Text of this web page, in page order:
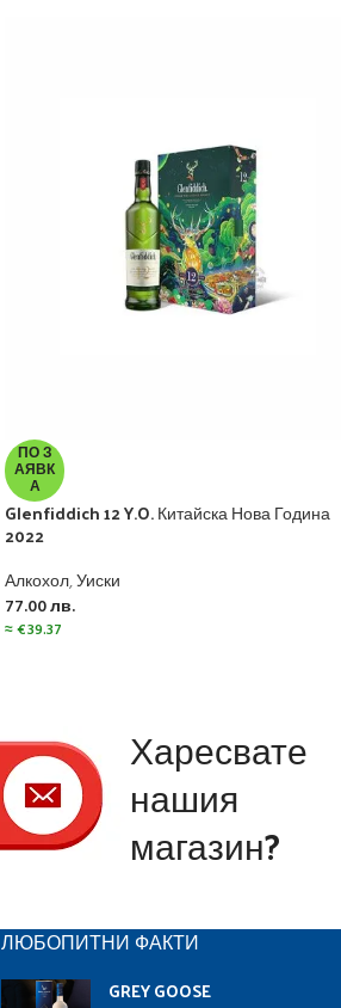
ПО З
АЯВК
А
Glenfiddich 12 Y.O. Китайска Нова Година
2022
Алкохол,Уиски
77.00лв.
≈€39.37
Харесвате
нашия
магазин?
ЛЮБОПИТНИ ФАКТИ
GREY GOOSE